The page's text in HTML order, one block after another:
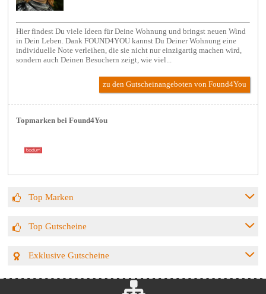
Hier findest Du viele Ideen für Deine Wohnung und bringst neuen Wind
in Dein Leben. Dank FOUND4YOU kannst Du Deiner Wohnung eine
individuelle Note verleihen, die sie nicht nur einzigartig machen wird,
sondern auch Deinen Besuchern zeigt, wie viel...
zu den Gutscheinangeboten von Found4You
Topmarken bei Found4You
Top Marken
Top Gutscheine
Exklusive Gutscheine